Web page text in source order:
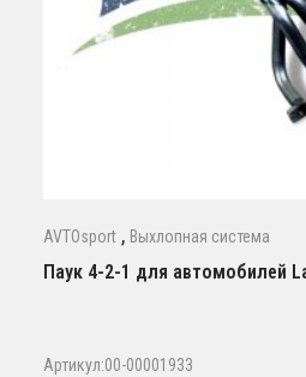
AVTOsport , Выхлопная система
Паук 4-2-1 для автомобилей
Артикул:00-00001933